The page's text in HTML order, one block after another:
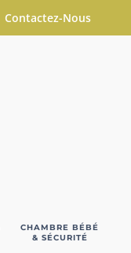
Contactez-Nous
CHAMBRE BÉBÉ
& SÉCURITÉ